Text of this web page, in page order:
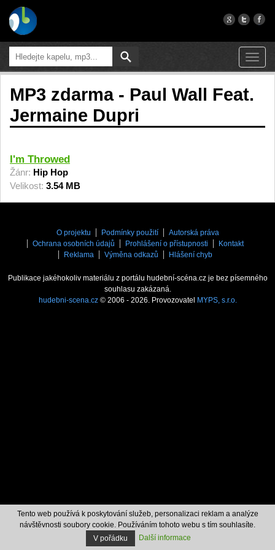
MP3 zdarma - Paul Wall Feat.
Jermaine Dupri
I'm Throwed
Žánr: Hip Hop
Velikost: 3.54 MB
O projektu Podmínky použití
Autorská práva
Ochrana osobních údajů
Prohlášení o přístupnosti
Kontakt
Reklama
Výměna odkazů Hlášení chyb
Publikace jakéhokoliv materiálu z portálu hudební-scéna.cz je bez písemného
souhlasu zakázaná.
hudebni-scena.cz© 2006 - 2026. Provozovatel MYPS, s.r.o.
Tento web používá k poskytování služeb, personalizaci reklam a analýze
návštěvnosti soubory cookie. Používáním tohoto webu s tím souhlasíte.
V pořádku
Další informace